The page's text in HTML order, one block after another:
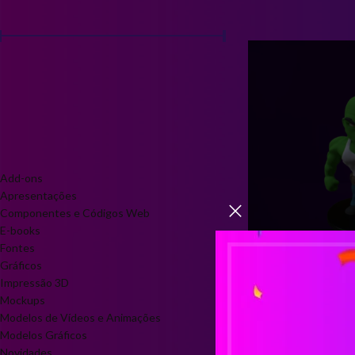
Add-ons
Apresentações
Componentes e Códigos Web
E-books
Fontes
Gráficos
Impressão 3D
Mockups
Modelos de Vídeos e Animações
Modelos Gráficos
Novidades
Modelo
Impressão